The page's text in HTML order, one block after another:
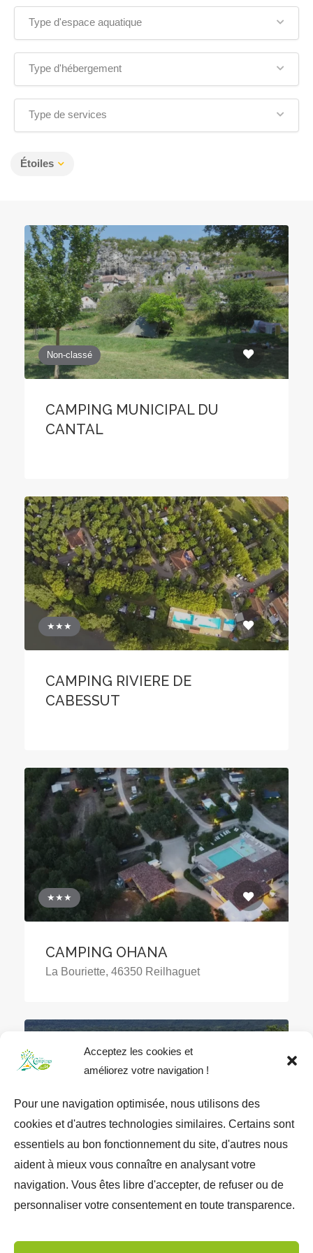
Acceptez les cookies et
améliorez votre navigation !
Pour une navigation optimisée, nous utilisons des
cookies et d'autres technologies similaires. Certains sont
essentiels au bon fonctionnement du site, d'autres nous
aident à mieux vous connaître en analysant votre
navigation. Vous êtes libre d'accepter, de refuser ou de
personnaliser votre consentement en toute transparence.
Type d'espace aquatique
Type d'hébergement
Type de services
Étoiles
Non-classé
CAMPING MUNICIPAL DU
CANTAL
★★★
CAMPING RIVIERE DE
CABESSUT
★★★
CAMPING OHANA
La Bouriette, 46350 Reilhaguet
★★★
CAMPING LES BOIS DE